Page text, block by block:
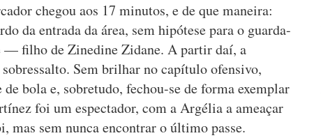
chegou aos 17 minutos, e de que maneira:
da entrada da área, sem hipótese para o guarda-
— filho de Zinedine Zidane. A partir daí, a
Sem brilhar no capítulo ofensivo,
bola e, sobretudo, fechou-se de forma exemplar
foi um espectador, com a Argélia a ameaçar
mas sem nunca encontrar o último passe.